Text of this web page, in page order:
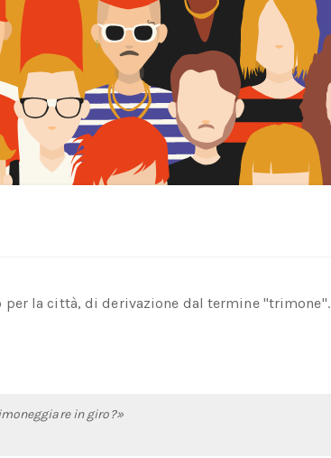
la città, di derivazione dal termine "trimone".
in giro?»